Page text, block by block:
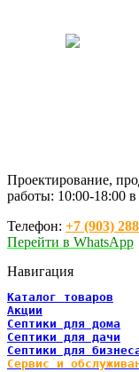
Проектирование,
работы: 10:00-18:00
Телефон: +7 (903)
Перейти в WhatsApp
Навигация
Каталог товаров
Акции
Септики для дома
Септики для дачи
Септики для
Сервис и